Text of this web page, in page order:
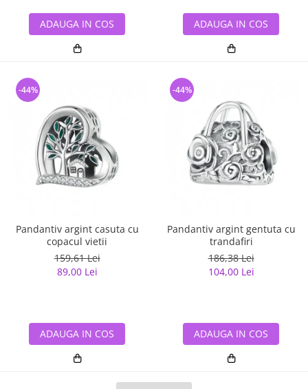
ADAUGA IN COS ADAUGA IN COS
Pandantiv argint casuta cu
copacul vietii
159,61 Lei
89,00 Lei
-44%
ADAUGA IN COS
Pandantiv argint gentuta cu
trandafiri
186,38 Lei
104,00 Lei
-44%
ADAUGA IN COS